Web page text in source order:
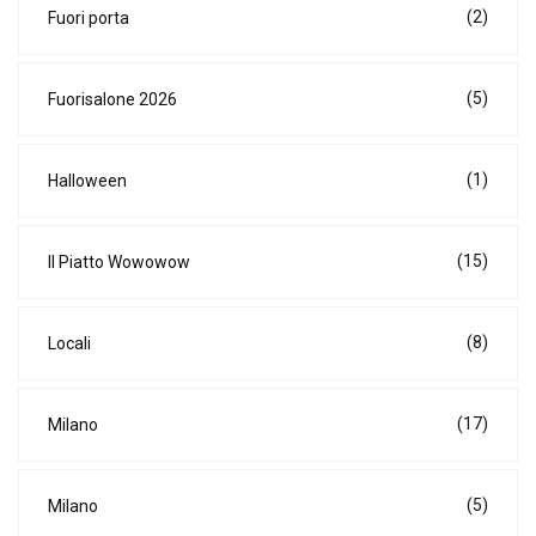
Fuori porta (2)
Fuorisalone 2026 (5)
Halloween (1)
Il Piatto Wowowow (15)
Locali (8)
Milano (17)
Milano (5)